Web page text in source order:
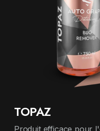
TOPAZ
Produit efficace pour